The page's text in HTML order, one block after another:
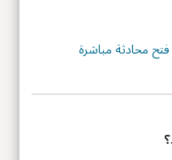
فتح محادثة مباشرة